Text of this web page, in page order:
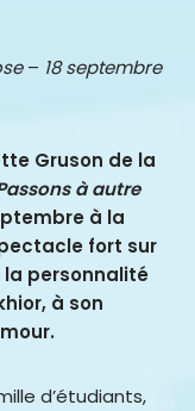
– 18 septembre
Gruson de la
à autre
à la
fort sur
personnalité
à son
d’étudiants,